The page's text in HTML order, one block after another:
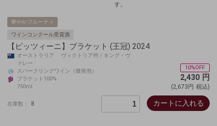
す。
華やかフルーティ
ワインコンクール受賞酒
【ピッツィーニ】ブラケット (王冠) 2024
オーストラリア ヴィクトリア州 / キング・ヴ
ァレー
スパークリングワイン（微発泡）
ブラケット100%
750ml
10%OFF
2,430 円
(2,673円 税込)
在庫数： 8 カートに入れる